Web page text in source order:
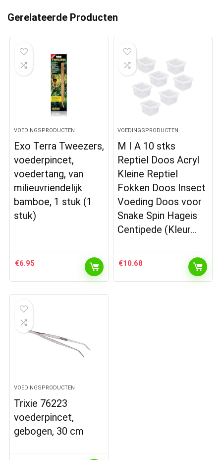
Gerelateerde Producten
VOEDINGSPRODUCTEN
Exo Terra Tweezers,
voederpincet,
voedertang, van
milieuvriendelijk
bamboe, 1 stuk (1
stuk)
€6.95
VOEDINGSPRODUCTEN
M I A 10 stks
Reptiel Doos Acryl
Kleine Reptiel
Fokken Doos Insect
Voeding Doos voor
Snake Spin Hageis
Centipede (Kleur…
€10.68
VOEDINGSPRODUCTEN
Trixie 76223
voederpincet,
gebogen, 30 cm